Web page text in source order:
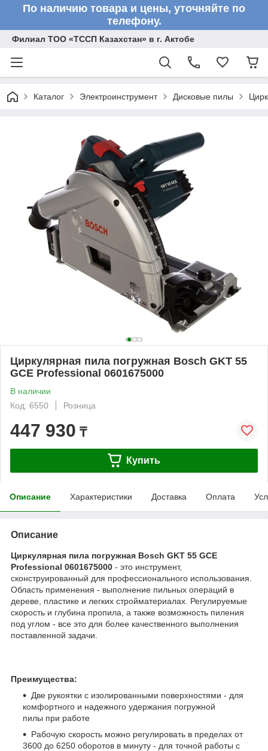
По наличию товара и цены, уточняйте по
телефону.
Филиал ТОО «ТССП Казахстан» в г. Актобе
Каталог Электроинструмент Дисковые пилы
Циркулярная пила погружная Bosch GKT 55
GCE Professional 0601675000
В наличии
Код: 6550
Розница
447 930 ₸
Купить
Описание Характеристики Доставка Оплата
Описание
Циркулярная пила погружная Bosch GKT 55 GCE
Professional 0601675000 - это инструмент,
сконструированный для профессионального использования.
Область применения - выполнение пильных операций в
дереве, пластике и легких стройматериалах. Регулируемые
скорость и глубина пропила, а также возможность пиления
под углом - все это для более качественного выполнения
поставленной задачи.
Преимущества:
Две рукоятки с изолированными поверхностями - для
комфортного и надежного удержания погружной
пилы при работе
Рабочую скорость можно регулировать в пределах от
3600 до 6250 оборотов в минуту - для точной работы с